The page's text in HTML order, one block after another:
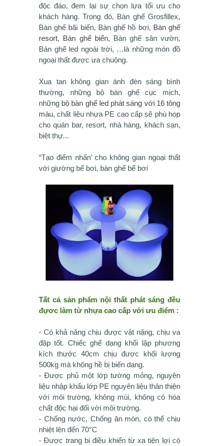
độc đáo, đem lại sự chọn lựa tối ưu cho
khách hàng. Trong đó, Bàn ghế Grosfillex,
Bàn ghế bãi biển, Bàn ghế hồ bơi, Bàn ghế
resort, Bàn ghế biển, Bàn ghế sân vườn,
Bàn ghế led ngoài trời, …là những món đồ
ngoại thất được ưa chuộng.
Xua tan không gian ánh đèn sáng bình
thường, những bộ bàn ghế cục mịch,
những bộ bàn ghế led phát sáng với 16 tông
màu, chất liệu nhựa PE cao cấp sẽ phù họp
cho quán bar, resort, nhà hàng, khách sạn,
biệt thự...
“Tạo điểm nhấn’ cho không gian ngoại thất
với giường bể bơi, bàn ghế bể bơi
Tất cả sản phẩm nội thất phát sáng đều
đựơc làm từ nhựa cao cấp với ưu điểm :
- Có khả năng chịu được vật nặng, chịu va
đập tốt. Chiếc ghế dạng khối lập phương
kích thước 40cm chịu được khối lượng
500kg mà không hề bị biến dạng.
- Được phủ một lớp tường mỏng, nguyên
liệu nhập khẩu lớp PE nguyên liệu thân thiện
với môi trường, không mùi, không có hóa
chất độc hại đối với môi trường.
- Chống nước, Chống ăn mòn, có thể chịu
nhiệt lên đến 70°C
- Được trang bi điều khiển từ xa tiện lợi có